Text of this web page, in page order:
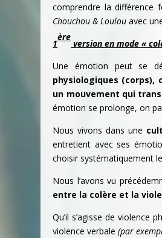
comprendre la différence
Chouchou & Loulou avec
1
ère
version en mode «
Une émotion peut se
physiologiques (corps),
un mouvement qui
émotion se prolonge, on
Nous vivons dans une
entretient avec ses
choisir systématiquement
Nous l’avons vu
entre la colère et la
Qu’il s’agisse de violence
violence verbale(par